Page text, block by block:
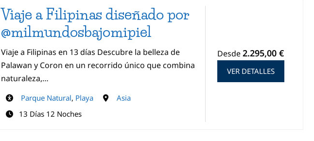
Viaje a Filipinas diseñado por
@milmundosbajomipiel
Viaje a Filipinas en 13 días Descubre la belleza de
Palawan y Coron en un recorrido único que combina
naturaleza,…
Parque Natural, Playa
Asia
13 Días 12 Noches
Desde2.295,00 €
VER DETALLES